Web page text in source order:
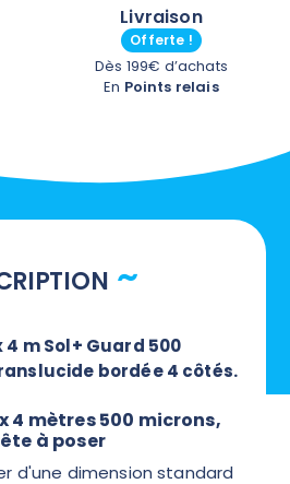
Livraison
Offerte !
Dès 199€ d’achats
En Points relais
m Sol+ Guard 500
bordée 4 côtés.
4 mètres 500 microns,
à poser
d'une dimension standard